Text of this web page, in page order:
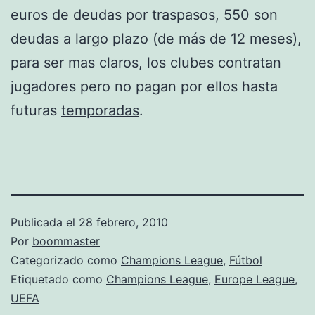
euros de deudas por traspasos, 550 son
deudas a largo plazo (de más de 12 meses),
para ser mas claros, los clubes contratan
jugadores pero no pagan por ellos hasta
futuras temporadas.
Publicada el 28 febrero, 2010
Por boommaster
Categorizado como Champions League, Fútbol
Etiquetado como Champions League, Europe League,
UEFA